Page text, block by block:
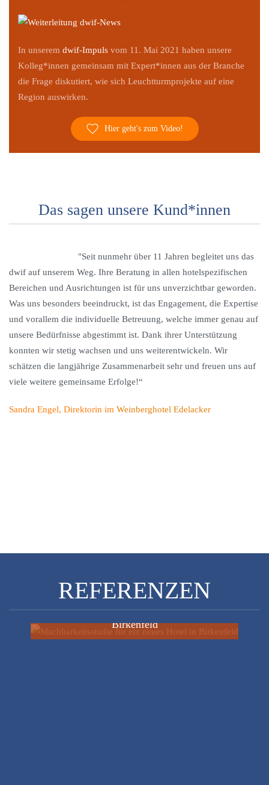
In unserem dwif-Impuls vom 11. Mai 2021 haben unsere
Kolleg*innen gemeinsam mit Expert*innen aus der Branche
die Frage diskutiert, wie sich Leuchtturmprojekte auf eine
Region auswirken.
Hier geht's zum Video!
Das sagen unsere Kund*innen
"Seit nunmehr über 11 Jahren begleitet uns das
dwif auf unserem Weg. Ihre Beratung in allen hotelspezifischen
Bereichen und Ausrichtungen ist für uns unverzichtbar geworden.
Was uns besonders beeindruckt, ist das Engagement, die Expertise
und vorallem die individuelle Betreuung, welche immer genau auf
unsere Bedürfnisse abgestimmt ist. Dank ihrer Unterstützung
konnten wir stetig wachsen und uns weiterentwickeln. Wir
schätzen die langjährige Zusammenarbeit sehr und freuen uns auf
viele weitere gemeinsame Erfolge!“
Sandra Engel, Direktorin im Weinberghotel Edelacker
REFERENZEN